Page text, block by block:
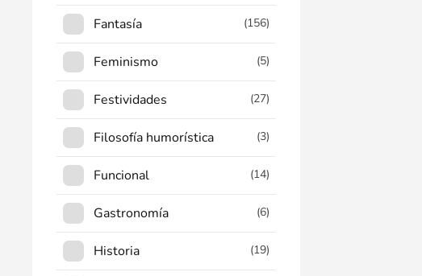
Fantasía (156)
Feminismo (5)
Festividades (27)
Filosofía humorística (3)
Funcional (14)
Gastronomía (6)
Historia (19)